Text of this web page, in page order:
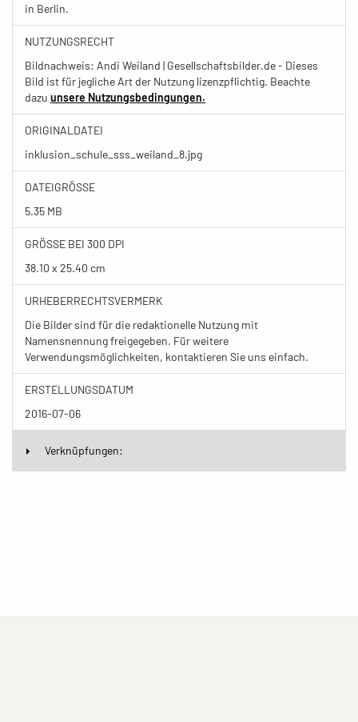
in Berlin.
NUTZUNGSRECHT
Bildnachweis: Andi Weiland | Gesellschaftsbilder.de - Dieses
Bild ist für jegliche Art der Nutzung lizenzpflichtig. Beachte
dazu unsere Nutzungsbedingungen.
ORIGINALDATEI
inklusion_schule_sss_weiland_8.jpg
DATEIGRÖSSE
5.35 MB
GRÖSSE BEI 300 DPI
38.10 x 25.40 cm
URHEBERRECHTSVERMERK
Die Bilder sind für die redaktionelle Nutzung mit
Namensnennung freigegeben. Für weitere
Verwendungsmöglichkeiten, kontaktieren Sie uns einfach.
ERSTELLUNGSDATUM
2016-07-06
Verknüpfungen: